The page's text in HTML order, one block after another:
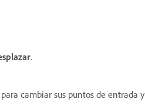
.
cambiar sus puntos de entrada